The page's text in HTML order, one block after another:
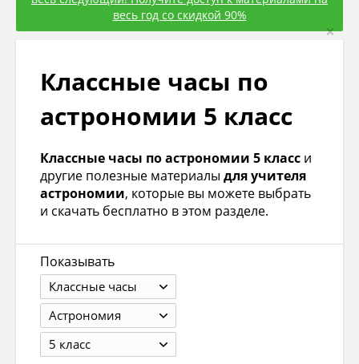
весь год со скидкой 90%
×
Классные часы по
астрономии 5 класс
Классные часы по астрономии 5 класс и
другие полезные материалы для учителя
астрономии, которые вы можете выбрать
и скачать бесплатно в этом разделе.
Показывать
Классные часы
Астрономия
5 класс